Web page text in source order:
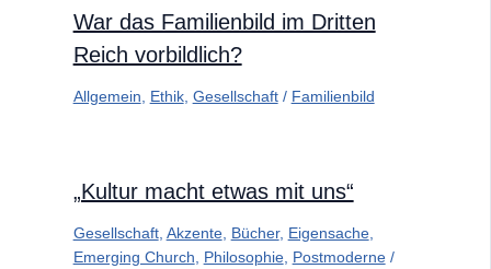
War das Familienbild im Dritten
Reich vorbildlich?
Allgemein, Ethik, Gesellschaft/ Familienbild
„Kultur macht etwas mit uns“
Gesellschaft, Akzente, Bücher, Eigensache,
Emerging Church, Philosophie, Postmoderne/